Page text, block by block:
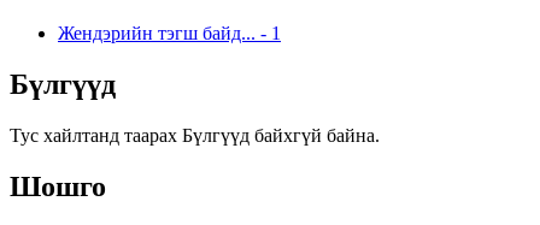
Жендэрийн тэгш байд... - 1
Бүлгүүд
Тус хайлтанд таарах Бүлгүүд байхгүй байна.
Шошго